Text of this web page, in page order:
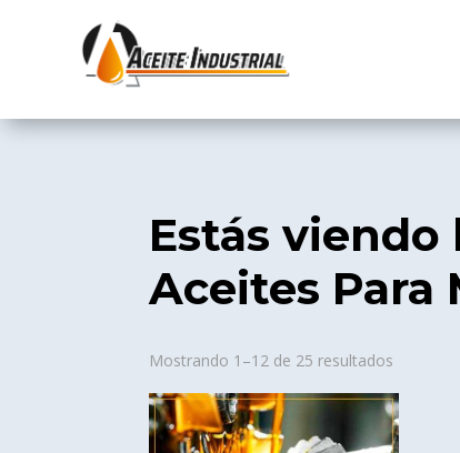
Estás viendo
Aceites Para
Mostrando 1–12 de 25 resultados
popularity